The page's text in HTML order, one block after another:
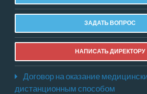
ЗАДАТЬ ВОПРОС
НАПИСАТЬ ДИРЕКТОРУ
Договор на оказание
дистанционным способом